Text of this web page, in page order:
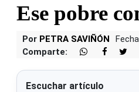
Ese pobre
Por PETRA SAVIÑÓN
Comparte:
Escuchar artículo